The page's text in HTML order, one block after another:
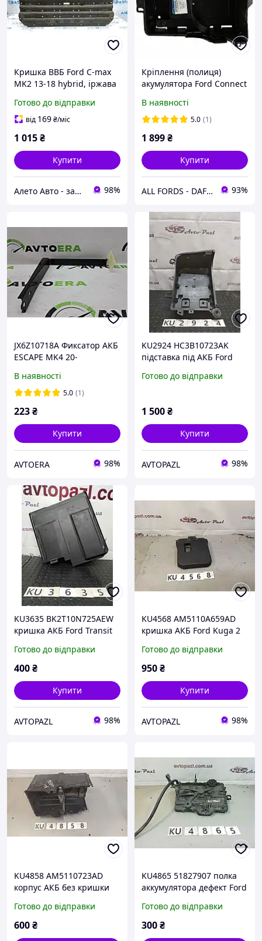
Кришка ВВБ Ford C-max
MK2 13-18 hybrid, іржава
Готово до відправки
від 169₴/міс
1 015₴
Купити
Алето Авто - запчастини на авто зі США 98%
Кріплення (полиця)
акумулятора Ford Connect
В наявності
5.0 (1)
1 899₴
Купити
ALL FORDS - DAF400-LDV Convoy 93%
JX6Z10718A Фиксатор АКБ
ESCAPE MK4 20-
В наявності
5.0 (1)
223₴
Купити
AVTOERA 98%
KU2924 HC3B10723AK
підставка під АКБ Ford
Готово до відправки
1 500₴
Купити
AVTOPAZL 98%
KU3635 BK2T10N725AEW
кришка АКБ Ford Transit
Готово до відправки
400₴
Купити
AVTOPAZL 98%
KU4568 AM5110A659AD
кришка АКБ Ford Kuga 2
Готово до відправки
950₴
Купити
AVTOPAZL 98%
KU4858 AM5110723AD
корпус АКБ без кришки
Готово до відправки
600₴
KU4865 51827907 полка
аккумулятора дефект Ford
Готово до відправки
300₴